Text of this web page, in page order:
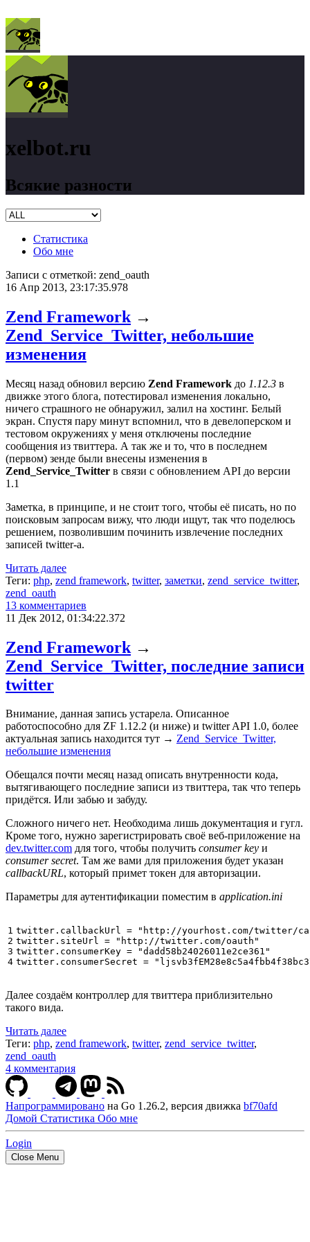
xelbot.ru
xelbot.ru
Всякие разности
Статистика
Обо мне
Записи с отметкой: zend_oauth
16 Апр 2013, 23:17:35.978
Zend Framework →
Zend_Service_Twitter, небольшие
изменения
Месяц назад обновил версию Zend Framework до 1.12.3 в
движке этого блога, потестировал изменения локально,
ничего страшного не обнаружил, залил на хостинг. Белый
экран. Спустя пару минут вспомнил, что в девелоперском и
тестовом окружениях у меня отключены последние
сообщения из твиттера. А так же и то, что в последнем
(первом) зенде были внесены изменения в
Zend_Service_Twitter в связи с обновлением API до версии
1.1
Заметка, в принципе, и не стоит того, чтобы её писать, но по
поисковым запросам вижу, что люди ищут, так что поделюсь
решением, позволившим починить извлечение последних
записей twitter-а.
Читать далее
Теги: php, zend framework, twitter, заметки, zend_service_twitter,
zend_oauth
13 комментариев
11 Дек 2012, 01:34:22.372
Zend Framework →
Zend_Service_Twitter, последние записи
twitter
Внимание, данная запись устарела. Описанное
работоспособно для ZF 1.12.2 (и ниже) и twitter API 1.0, более
актуальная запись находится тут → Zend_Service_Twitter,
небольшие изменения
Обещался почти месяц назад описать внутренности кода,
вытягивающего последние записи из твиттера, так что теперь
придётся. Или забью и забуду.
Сложного ничего нет. Необходима лишь документация и гугл.
Кроме того, нужно зарегистрировать своё веб-приложение на
dev.twitter.com для того, чтобы получить consumer key и
consumer secret. Там же вами для приложения будет указан
callbackURL, который примет токен для авторизации.
Параметры для аутентификации поместим в application.ini
1
2
3
4
twitter.callbackUrl =
"http://yourhost.com/twitter/
twitter.siteUrl =
"http://twitter.com/oauth"
twitter.consumerKey =
"dadd58b24026011e2ce361"
twitter.consumerSecret =
Далее создаём контроллер для твиттера приблизительно
такого вида.
Читать далее
Теги: php, zend framework, twitter, zend_service_twitter,
zend_oauth
4 комментария
Напрограммировано на Go 1.26.2, версия движка bf70afd
Домой Статистика Обо мне
Login
Close Menu